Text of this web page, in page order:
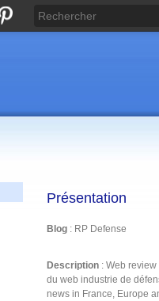
Présentation
Blog : RP Defense
Description : Web
du web industrie de
news in France, Europe